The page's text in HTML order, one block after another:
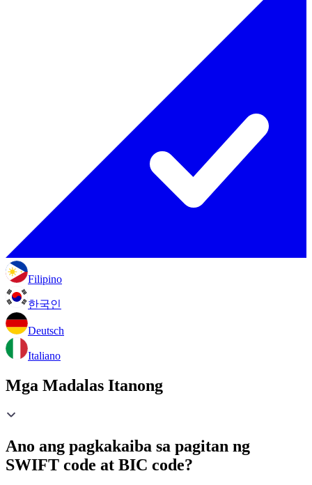
Filipino
한국인
Deutsch
Italiano
Mga Madalas Itanong
Ano ang pagkakaiba sa pagitan ng
SWIFT code at BIC code?